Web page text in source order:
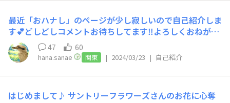
にガーデニング愛を深められたらと思っています💕 どう
ぞよろしくお願いします☺️
最近「おハナし」のページが少し寂しいので自己紹介しま
す💕どしどしコメントお待ちしてます‼️よろしくおねがい
します👍 「さなえ」って呼んでください🥰 🔽園芸歴 2020
年コロナ渦真っただ中に サフィニアアートももいろハー
トの挿し芽が成功して ガーデニングにどハマりしました
🍑💕 🔽好きなフラワーズの花・野菜 サフィニアラベンダ
アを同じ鉢に植えて育てたいと思ってます😊 でもどれに
47 60
hana.sanae 関東 | 2024/03/23 | 自己紹介
はじめまして♪ サントリーフラワーズさんのお花に心奪